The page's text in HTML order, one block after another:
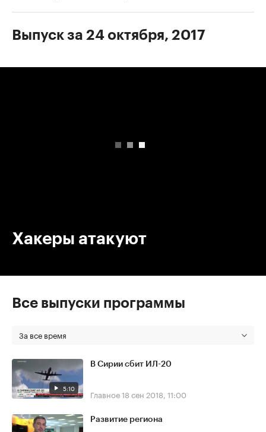
Выпуск за 24 октября, 2017
Хакеры атакуют
Все выпуски программы
За все время
5:10
В Сирии сбит ИЛ-20
Главное18 сен 2018, 11:00
Развитие региона